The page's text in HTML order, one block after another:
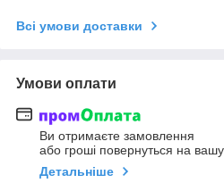
Всі умови доставки
Умови оплати
Ви отримаєте замовлення
або гроші повернуться на вашу
Детальніше